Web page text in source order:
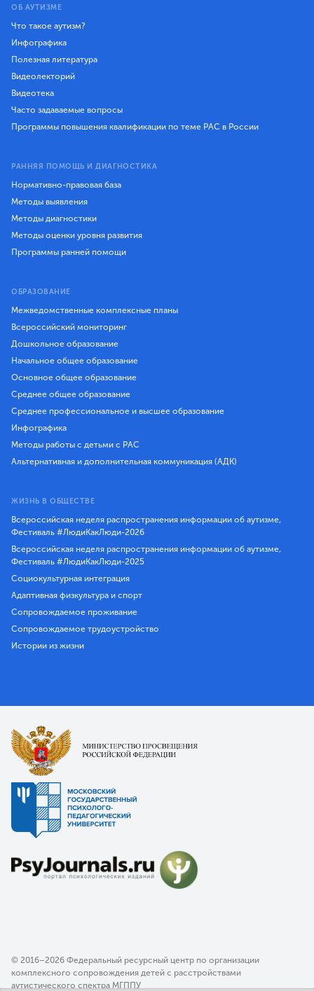
ОБ АУТИЗМЕ
Что такое аутизм?
Инфографика
Полезная литература
Видеолекторий
Видеотека
Часто задаваемые вопросы
Программы повышения квалификации по теме РАС в России
РАННЯЯ ПОМОЩЬ И ДИАГНОСТИКА
Нормативно-правовая база
Методы выявления
Методы диагностики
Методы оценки уровня развития
Программы ранней помощи
ОБРАЗОВАНИЕ
Межведомственные комплексные планы
Всероссийский мониторинг
Дошкольное образование
Начальное общее образование
Основное общее образование
Среднее общее образование
Среднее профессиональное и высшее образование
Инфографика
Методы работы с детьми с РАС
Альтернативная и дополнительная коммуникация (АДК)
ЖИЗНЬ В ОБЩЕСТВЕ
Всероссийская неделя распространения информации об аутизме,
Фестиваль #ЛюдиКакЛюди-2026
Всероссийская неделя распространения информации об аутизме,
Фестиваль #ЛюдиКакЛюди-2025
Социокультурная интеграция
Адаптивная физкультура и спорт
Сопровождаемое проживание
Сопровождаемое трудоустройство
Истории из жизни
© 2016–2026 Федеральный ресурсный центр по организации
комплексного сопровождения детей с расстройствами
аутистического спектра МГППУ